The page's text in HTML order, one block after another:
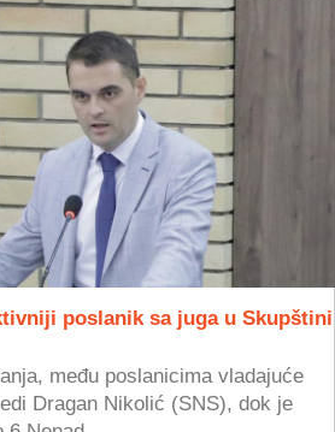
poslanik sa juga u Skupštini
među poslanicima vladajuće
Dragan Nikolić (SNS), dok je